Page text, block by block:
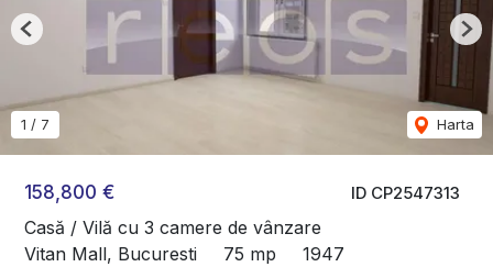
ID CP2547313
158,800 €
Casă / Vilă cu 3 camere de vânzare
Vitan Mall, Bucuresti
75 mp 1947
1 / 7 Harta
Previous